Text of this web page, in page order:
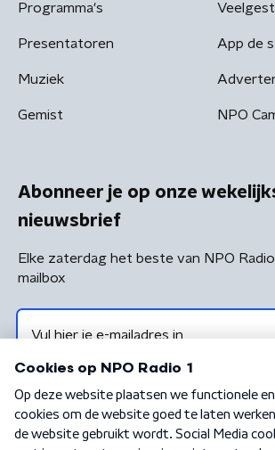
Programma's
Presentatoren
Muziek
Gemist
App de
NPO
Abonneer je op onze
nieuwsbrief
Elke zaterdag het beste van NPO
mailbox
Algemene voorwaarden Privacybeleid